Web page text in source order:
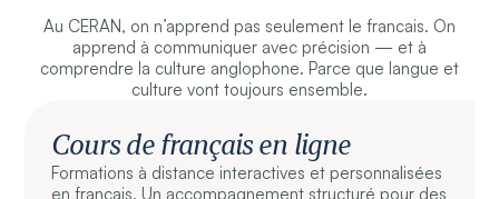
Au CERAN, on n’apprend pas seulement le francais. On
apprend à communiquer avec précision — et à
comprendre la culture anglophone. Parce que langue et
culture vont toujours ensemble.
Cours de français en ligne
Formations à distance interactives et personnalisées
en francais. Un accompagnement structuré pour des